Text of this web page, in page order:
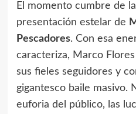
El momento cumbre de
presentación estelar de
Pescadores. Con esa
caracteriza, Marco
sus fieles seguidores y
gigantesco baile masivo.
euforia del público, las